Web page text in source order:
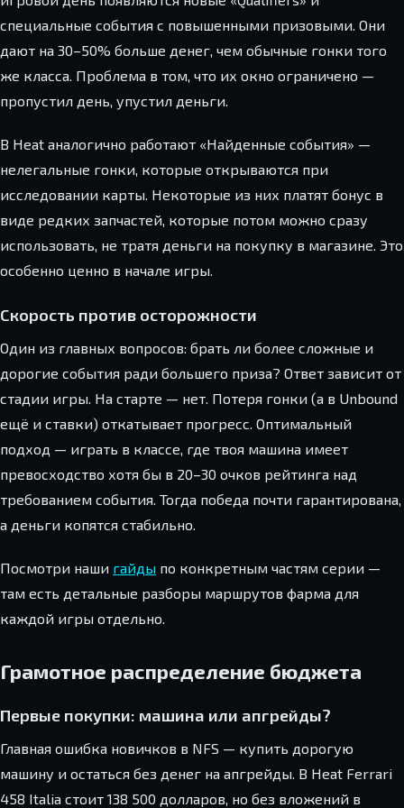
специальные события с повышенными призовыми. Они
дают на 30–50% больше денег, чем обычные гонки того
же класса. Проблема в том, что их окно ограничено —
пропустил день, упустил деньги.
В Heat аналогично работают «Найденные события» —
нелегальные гонки, которые открываются при
исследовании карты. Некоторые из них платят бонус в
виде редких запчастей, которые потом можно сразу
использовать, не тратя деньги на покупку в магазине. Это
особенно ценно в начале игры.
Скорость против осторожности
Один из главных вопросов: брать ли более сложные и
дорогие события ради большего приза? Ответ зависит от
стадии игры. На старте — нет. Потеря гонки (а в Unbound
ещё и ставки) откатывает прогресс. Оптимальный
подход — играть в классе, где твоя машина имеет
превосходство хотя бы в 20–30 очков рейтинга над
требованием события. Тогда победа почти гарантирована,
а деньги копятся стабильно.
Посмотри наши гайды по конкретным частям серии —
там есть детальные разборы маршрутов фарма для
каждой игры отдельно.
Грамотное распределение бюджета
Первые покупки: машина или апгрейды?
Главная ошибка новичков в NFS — купить дорогую
машину и остаться без денег на апгрейды. В Heat Ferrari
458 Italia стоит 138 500 долларов, но без вложений в